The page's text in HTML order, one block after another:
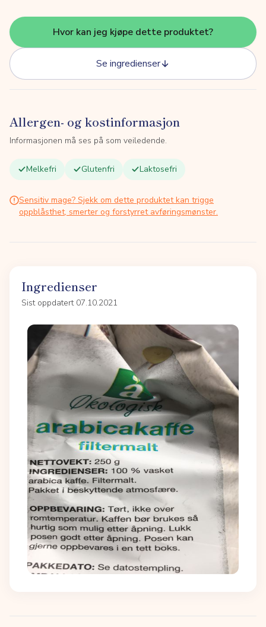
Hvor kan jeg kjøpe dette produktet?
Se ingredienser
Allergen- og kostinformasjon
Informasjonen må ses på som veiledende.
Melkefri Glutenfri Laktosefri
Sensitiv mage? Sjekk om dette produktet kan trigge
oppblåsthet, smerter og forstyrret avføringsmønster.
Ingredienser
Sist oppdatert 07.10.2021